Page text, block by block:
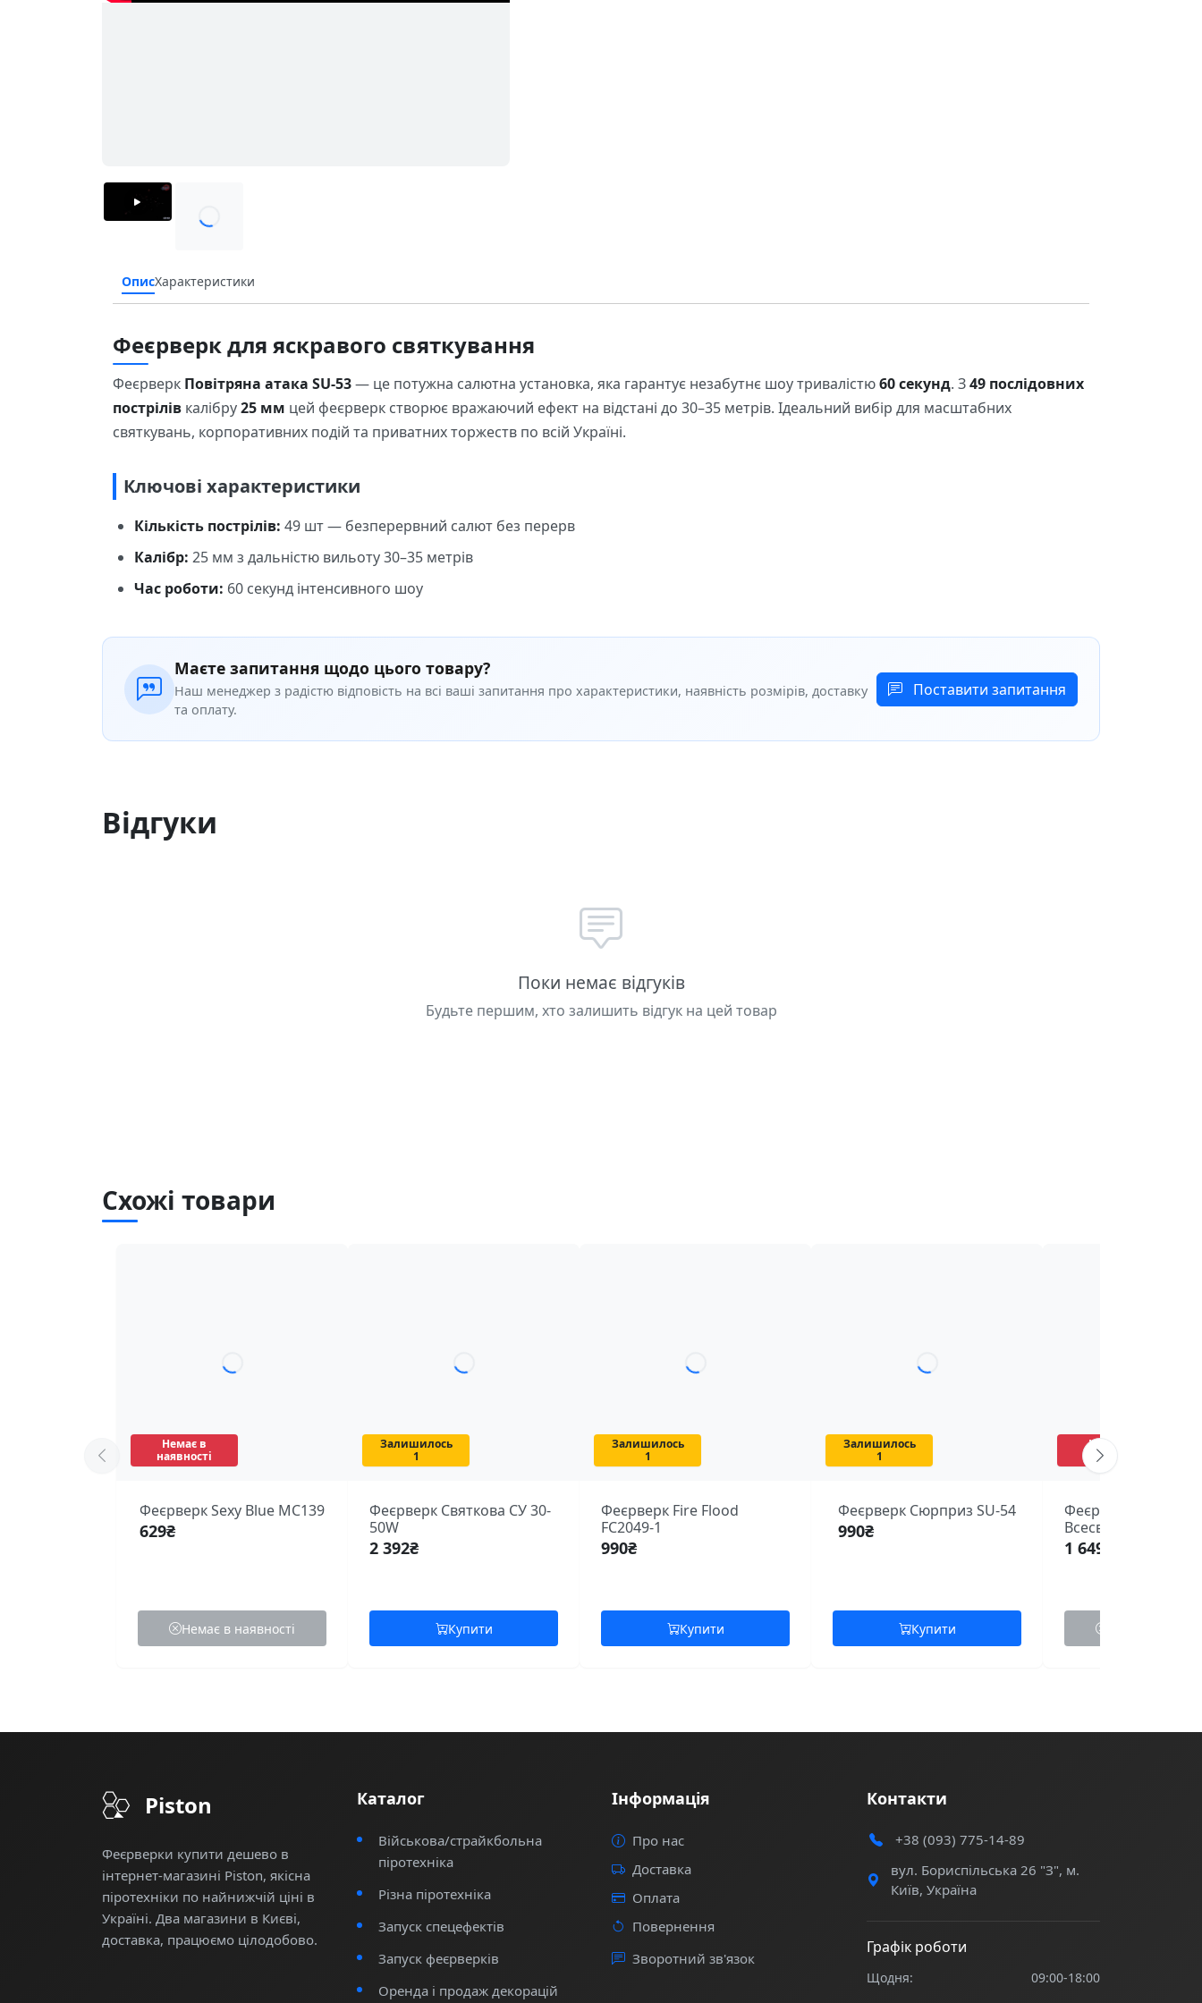
ОписХарактеристики
Феєрверк для яскравого святкування
Феєрверк Повітряна атака SU-53— це потужна салютна установка, яка гарантує незабутнє шоу тривалістю60 секунд. З49 послідовних
пострілів калібру25 мм цей феєрверк створює вражаючий ефект на відстані до 30–35 метрів. Ідеальний вибір для масштабних
святкувань, корпоративних подій та приватних торжеств по всій Україні.
Ключові характеристики
Кількість пострілів: 49 шт — безперервний салют без перерв
Калібр: 25 мм з дальністю вильоту 30–35 метрів
Час роботи: 60 секунд інтенсивного шоу
Безпека та практичне використання
Феєрверк SU-53 розроблений з дотриманням стандартів безпеки. Для комфортного перегляду дотримуйтесьмінімальної відстані 30–
Чому обирають цей салют
— гарантуємо найнижчі ціни на піротехніку в Україні та швидку доставку.
Отримайте незабутнє святкування з феєрверкомПовітряна атака SU-53. Доступно з швидкою доставкою по всій Україні. Перевірте
Маєте запитання щодо цього товару?
Наш менеджер з радістю відповість на всі ваші запитання про характеристики, наявність розмірів, доставку
та оплату.
Поставити запитання
Відгуки
Поки немає відгуків
Будьте першим, хто залишить відгук на цей товар
Схожі товари
Немає в
наявності
Феєрверк Sexy Blue MC139
629₴
Немає в наявності
Залишилось
1
Феєрверк Святкова СУ 30-
50W
2 392₴
Купити
Залишилось
1
Феєрверк Fire Flood
FC2049-1
990₴
Купити
Залишилось
1
Феєрверк Сюрприз SU-54
990₴
Купити
Немає в
наявності
Феєрверк
Всесвіт SB-21
1 649
Piston
Феєрверки купити дешево в
інтернет-магазині Piston, якісна
піротехніки по найнижчій ціні в
Україні. Два магазини в Києві,
доставка, працюємо цілодобово.
Каталог
Військова/страйкбольна
піротехніка
Різна піротехніка
Запуск спецефектів
Запуск феєрверків
Оренда і продаж декорацій
Інформація
Про нас
Доставка
Оплата
Повернення
Зворотний зв'язок
Контакти
+38 (093) 775-14-89
вул. Бориспільська 26 "З", м.
Київ, Україна
Графік роботи
Щодня: 09:00-18:00